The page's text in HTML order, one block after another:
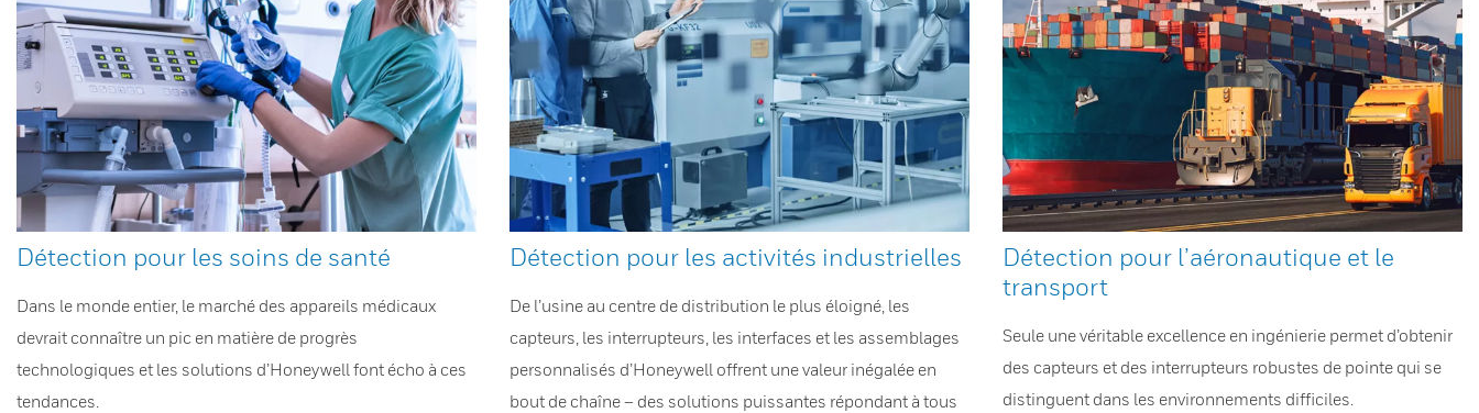
Détection pour les soins de santé
Dans le monde entier, le marché des appareils médicaux
devrait connaître un pic en matière de progrès
technologiques et les solutions d’Honeywell font écho à ces
tendances.
Détection pour les activités industrielles
De l’usine au centre de distribution le plus éloigné, les
capteurs, les interrupteurs, les interfaces et les assemblages
personnalisés d’Honeywell offrent une valeur inégalée en
bout de chaîne – des solutions puissantes répondant à tous
Détection pour l’aéronautique et le
transport
Seule une véritable excellence en ingénierie permet d’obtenir
des capteurs et des interrupteurs robustes de pointe qui se
distinguent dans les environnements difficiles.